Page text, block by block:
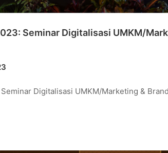
Seminar Digitalisasi UMKM/
Digitalisasi UMKM/Marketing &